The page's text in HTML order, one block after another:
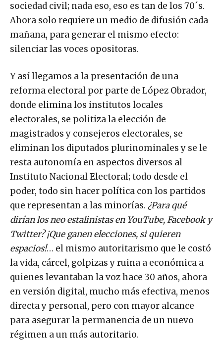
sociedad civil; nada eso, eso es tan de los 70´s.
Ahora solo requiere un medio de difusión cada
mañana, para generar el mismo efecto:
silenciar las voces opositoras.
Y así llegamos a la presentación de una
reforma electoral por parte de López Obrador,
donde elimina los institutos locales
electorales, se politiza la elección de
magistrados y consejeros electorales, se
eliminan los diputados plurinominales y se le
resta autonomía en aspectos diversos al
Instituto Nacional Electoral; todo desde el
poder, todo sin hacer política con los partidos
que representan a las minorías. ¿Para qué
dirían los neo estalinistas en YouTube, Facebook y
Twitter? ¡Que ganen elecciones, si quieren
espacios!… el mismo autoritarismo que le costó
la vida, cárcel, golpizas y ruina a económica a
quienes levantaban la voz hace 30 años, ahora
en versión digital, mucho más efectiva, menos
directa y personal, pero con mayor alcance
para asegurar la permanencia de un nuevo
régimen a un más autoritario.